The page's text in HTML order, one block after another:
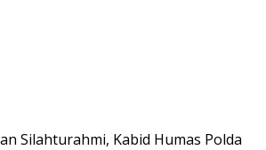
Silahturahmi, Kabid Humas Polda